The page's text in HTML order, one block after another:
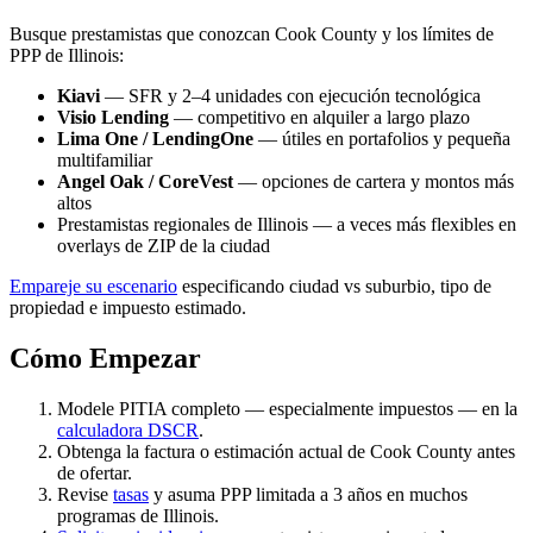
Busque prestamistas que conozcan Cook County y los límites de
PPP de Illinois:
Kiavi — SFR y 2–4 unidades con ejecución tecnológica
Visio Lending — competitivo en alquiler a largo plazo
Lima One / LendingOne — útiles en portafolios y pequeña
multifamiliar
Angel Oak / CoreVest — opciones de cartera y montos más
altos
Prestamistas regionales de Illinois — a veces más flexibles en
overlays de ZIP de la ciudad
Empareje su escenario especificando ciudad vs suburbio, tipo de
propiedad e impuesto estimado.
Cómo Empezar
Modele PITIA completo — especialmente impuestos — en la
calculadora DSCR.
Obtenga la factura o estimación actual de Cook County antes
de ofertar.
Revise tasas y asuma PPP limitada a 3 años en muchos
programas de Illinois.